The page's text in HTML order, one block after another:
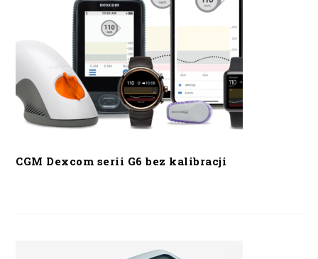
CGM Dexcom serii G6 bez kalibracji